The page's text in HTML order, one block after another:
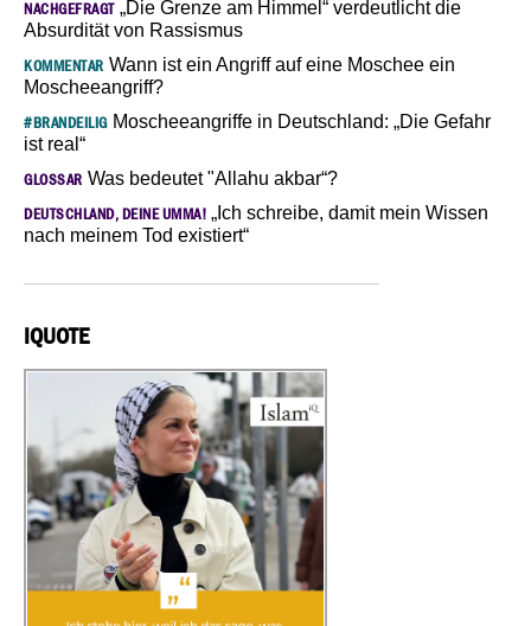
NACHGEFRAGT„Die Grenze am Himmel“ verdeutlicht die
Absurdität von Rassismus
KOMMENTAR Wann ist ein Angriff auf eine Moschee ein
Moscheeangriff?
#BRANDEILIGMoscheeangriffe in Deutschland: „Die Gefahr
ist real“
GLOSSAR Was bedeutet "Allahu akbar“?
DEUTSCHLAND, DEINE UMMA! „Ich schreibe, damit mein Wissen
nach meinem Tod existiert“
IQUOTE